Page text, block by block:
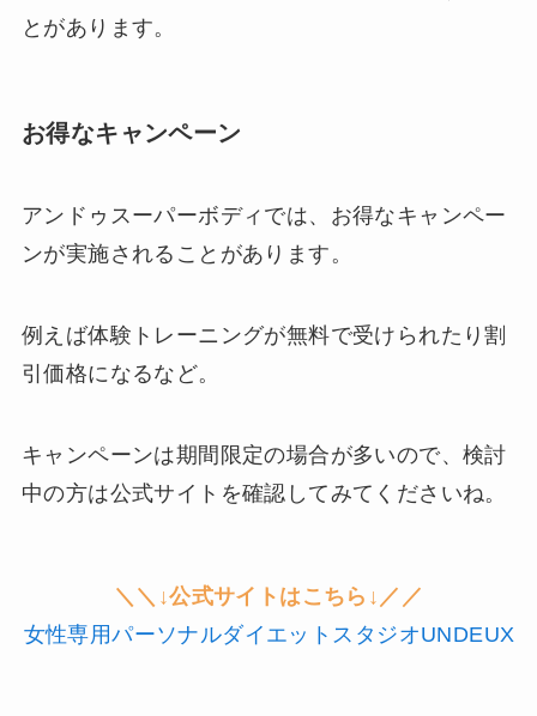
とがあります。
お得なキャンペーン
アンドゥスーパーボディでは、お得なキャンペー
ンが実施されることがあります。
例えば体験トレーニングが無料で受けられたり割
引価格になるなど。
キャンペーンは期間限定の場合が多いので、検討
中の方は公式サイトを確認してみてくださいね。
＼＼↓公式サイトはこちら↓／／
女性専用パーソナルダイエットスタジオUNDEUX